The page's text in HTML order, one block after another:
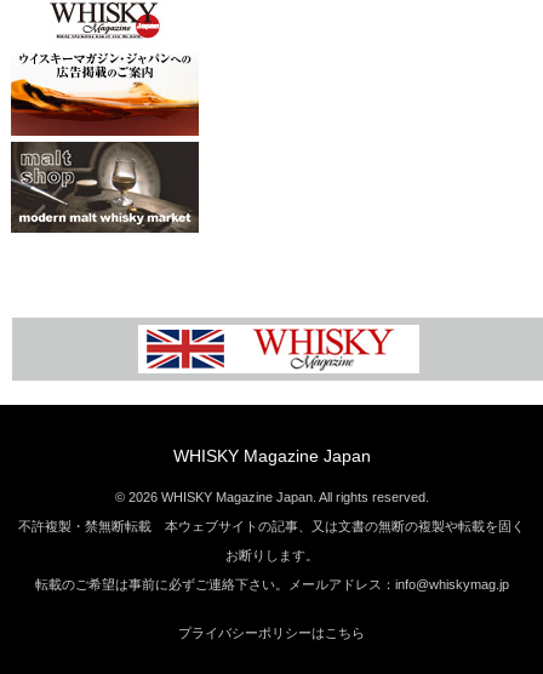
WHISKY Magazine Japan
© 2026 WHISKY Magazine Japan. All rights reserved.
不許複製・禁無断転載 本ウェブサイトの記事、又は文書の無断の複製や転載を固く
お断りします。
転載のご希望は事前に必ずご連絡下さい。メールアドレス：info@whiskymag.jp
プライバシーポリシーはこちら